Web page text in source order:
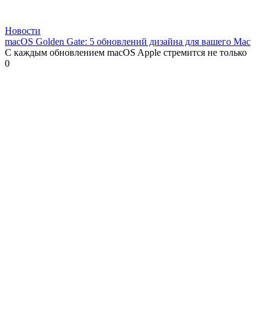
Новости
macOS Golden Gate: 5 обновлений дизайна для вашего Mac
С каждым обновлением macOS Apple стремится не только
0